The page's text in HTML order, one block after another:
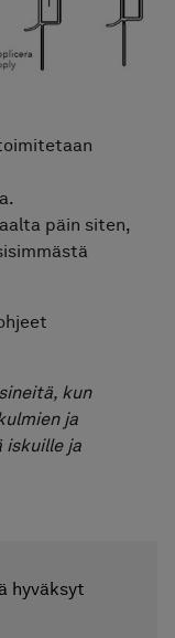
päin siten,
kun
ja
iskuille ja
hyväksyt